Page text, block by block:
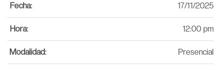
Fecha: 17/11/2025
Hora: 12:00 pm
Modalidad: Presencial